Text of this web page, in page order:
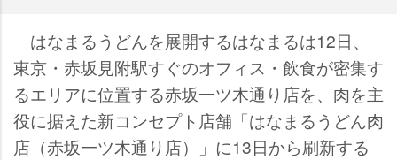
はなまるうどんを展開するはなまるは12日、
東京・赤坂見附駅すぐのオフィス・飲食が密集す
るエリアに位置する赤坂一ツ木通り店を、肉を主
役に据えた新コンセプト店舗「はなまるうどん肉
店（赤坂一ツ木通り店）」に13日から刷新する